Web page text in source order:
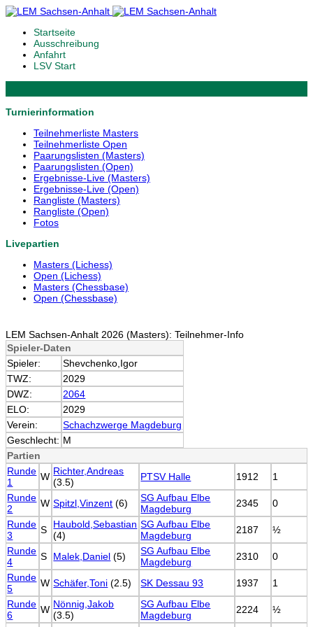
Startseite
Ausschreibung
Anfahrt
LSV Start
Turnierinformation
Teilnehmerliste Masters
Teilnehmerliste Open
Paarungslisten (Masters)
Paarungslisten (Open)
Ergebnisse-Live (Masters)
Ergebnisse-Live (Open)
Rangliste (Masters)
Rangliste (Open)
Fotos
Livepartien
Masters (Lichess)
Open (Lichess)
Masters (Chessbase)
Open (Chessbase)
LEM Sachsen-Anhalt 2026 (Masters): Teilnehmer-Info
Spieler-Daten
Spieler:
Shevchenko,Igor
TWZ:
2029
DWZ:
2064
ELO:
2029
Verein:
Schachzwerge Magdeburg
Geschlecht: M
Partien
Runde
1
W Richter,Andreas
(3.5)
PTSV Halle 1912
1
Runde
2
W Spitzl,Vinzent (6)
SG Aufbau Elbe
Magdeburg
2345
0
Runde
3
S
Haubold,Sebastian
(4)
SG Aufbau Elbe
Magdeburg
2187
½
Runde
4
S Malek,Daniel (5)
SG Aufbau Elbe
Magdeburg
2310
0
Runde
5
W Schäfer,Toni (2.5) SK Dessau 93 1937
1
Runde
6
W Nönnig,Jakob
(3.5)
SG Aufbau Elbe
Magdeburg
2224
½